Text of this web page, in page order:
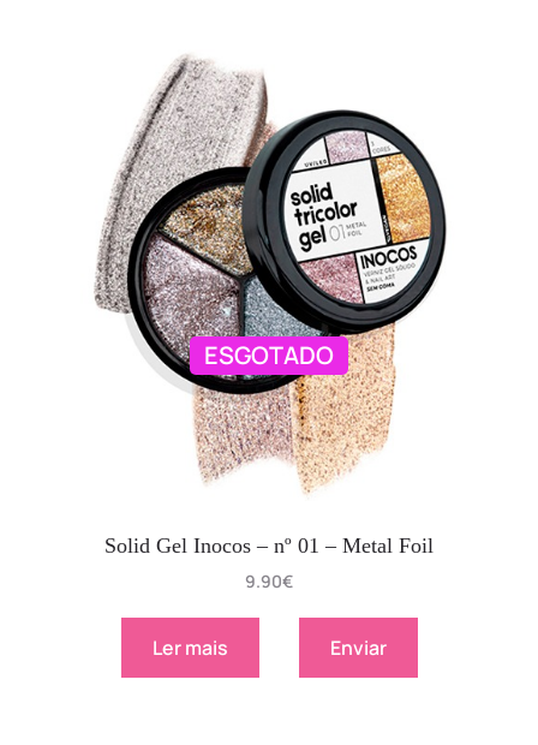
ESGOTADO
Solid Gel Inocos – nº 01 – Metal Foil
9.90€
Ler mais Enviar